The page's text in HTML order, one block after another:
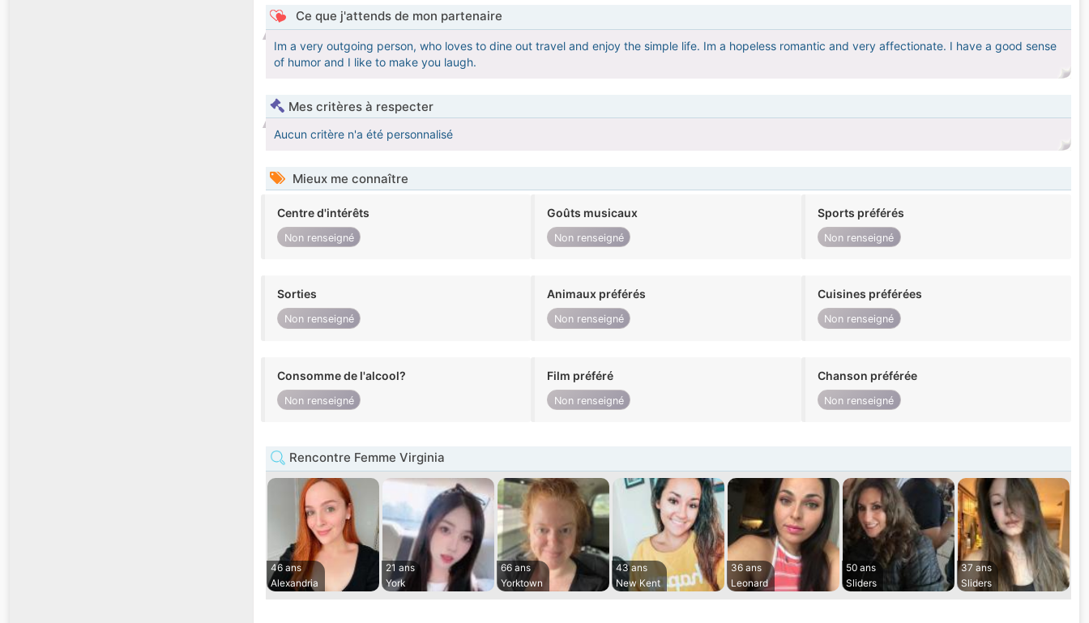
Ce que j'attends de mon partenaire
Im a very outgoing person, who loves to dine out travel and enjoy the simple life. Im a hopeless romantic and very affectionate. I have a good sense
of humor and I like to make you laugh.
Mes critères à respecter
Aucun critère n'a été personnalisé
Mieux me connaître
Centre d'intérêts
Non renseigné
Goûts musicaux
Non renseigné
Sports préférés
Non renseigné
Sorties
Non renseigné
Animaux préférés
Non renseigné
Cuisines préférées
Non renseigné
Consomme de l'alcool?
Non renseigné
Film préféré
Non renseigné
Chanson préférée
Non renseigné
Rencontre Femme Virginia
46 ans
Alexandria
21 ans
York
66 ans
Yorktown
43 ans
New Kent
36 ans
Leonard
50 ans
Sliders
37 ans
Sliders